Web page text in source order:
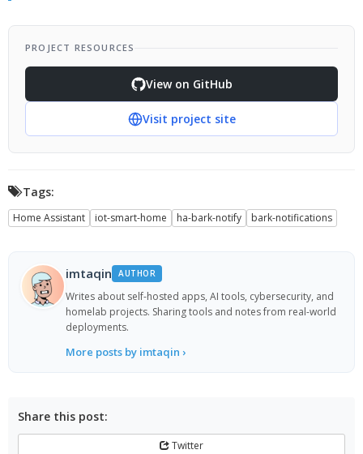
PROJECT RESOURCES
View on GitHub
Visit project site
Tags:
Home Assistant iot-smart-home ha-bark-notify bark-notifications
imtaqin AUTHOR
Writes about self-hosted apps, AI tools, cybersecurity, and
homelab projects. Sharing tools and notes from real-world
deployments.
More posts by imtaqin ›
Share this post:
Twitter